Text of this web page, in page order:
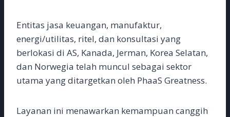
Entitas jasa keuangan, manufaktur,
energi/utilitas, ritel, dan konsultasi yang
berlokasi di AS, Kanada, Jerman, Korea Selatan,
dan Norwegia telah muncul sebagai sektor
utama yang ditargetkan oleh PhaaS Greatness.
Layanan ini menawarkan kemampuan canggih